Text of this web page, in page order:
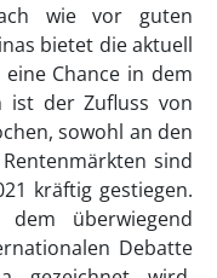
wie vor guten
bietet die aktuell
Chance in dem
ist der Zufluss von
sowohl an den
sind
kräftig gestiegen.
überwiegend
Debatte